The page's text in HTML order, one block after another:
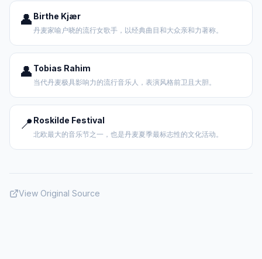
👤 Birthe Kjær
丹麦家喻户晓的流行女歌手，以经典曲目和大众亲和力著称。
👤 Tobias Rahim
当代丹麦极具影响力的流行音乐人，表演风格前卫且大胆。
📍 Roskilde Festival
北欧最大的音乐节之一，也是丹麦夏季最标志性的文化活动。
View Original Source